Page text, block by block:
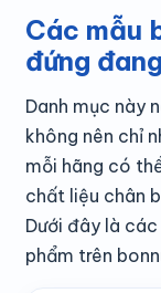
Các mẫu
đứng
Danh mục này
không nên chỉ
mỗi hãng có
chất liệu chân
Dưới đây là
phẩm trên